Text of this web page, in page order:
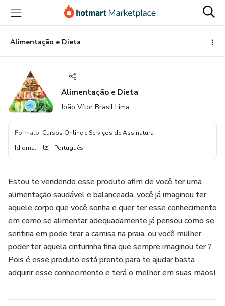
para
conteúdo
principal
para
pagamento
para
rodapé
Alimentação e Dieta
Alimentação e Dieta
João Vítor Brasil Lima
Formato: Cursos Online e Serviços de Assinatura
Idioma: Português
Estou te vendendo esse produto afim de você ter uma
alimentação saudável e balanceada, você já imaginou ter
aquele corpo que você sonha e quer ter esse conhecimento
em como se alimentar adequadamente já pensou como se
sentiria em pode tirar a camisa na praia, ou você mulher
poder ter aquela cinturinha fina que sempre imaginou ter ?
Pois é esse produto está pronto para te ajudar basta
adquirir esse conhecimento e terá o melhor em suas mãos!